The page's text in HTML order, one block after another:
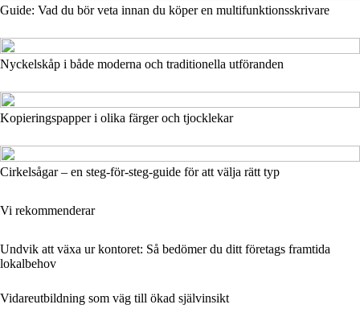
Guide: Vad du bör veta innan du köper en multifunktionsskrivare
Nyckelskåp i både moderna och traditionella utföranden
Kopieringspapper i olika färger och tjocklekar
Cirkelsågar – en steg-för-steg-guide för att välja rätt typ
Vi rekommenderar
Undvik att växa ur kontoret: Så bedömer du ditt företags framtida
lokalbehov
Vidareutbildning som väg till ökad självinsikt